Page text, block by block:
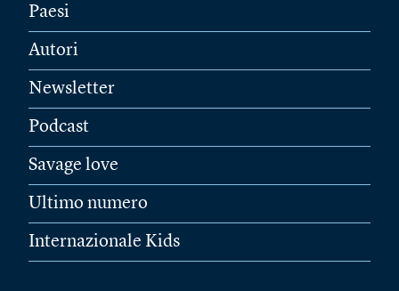
Paesi
Autori
Newsletter
Podcast
Savage love
Ultimo numero
Internazionale Kids